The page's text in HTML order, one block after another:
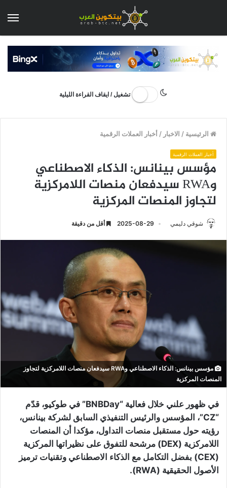
تشغيل / ايقاف القراءة الليلية
الرئيسية / الاخبار /أخبار العملات الرقمية
أخبار العملات الرقمية
مؤسس بينانس: الذكاء الاصطناعي
وRWA سيدفعان منصات اللامركزية
لتجاوز المنصات المركزية
شوقي دليمي 2025-08-29 أقل من دقيقة
مؤسس بينانس: الذكاء الاصطناعي وRWA سيدفعان منصات اللامركزية لتجاوز
المنصات المركزية
في ظهور علني خلال فعالية “BNBDay” في طوكيو، قدّم
“CZ”، المؤسس والرئيس التنفيذي السابق لشركة بينانس،
رؤيته حول مستقبل منصات التداول، مؤكدا أن المنصات
اللامركزية (DEX) مرشحة للتفوق على نظيراتها المركزية
(CEX) بفضل التكامل مع الذكاء الاصطناعي وتقنيات ترميز
الأصول الحقيقية (RWA).